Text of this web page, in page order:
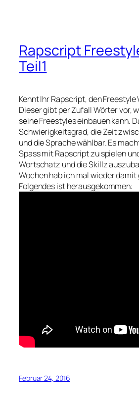
Rapscript
Teil1
Kennt Ihr Rapscript, den
Dieser gibt per Zufall Wörter vor,
seine Freestyles einbauen kann.
Schwierigkeitsgrad, die Zeit
und die Sprache wählbar. Es
Spass mit Rapscript zu spielen
Wortschatz und die Skillz
Wochen hab ich mal wieder
Folgendes ist herausgekommen:
Februar 24, 2016